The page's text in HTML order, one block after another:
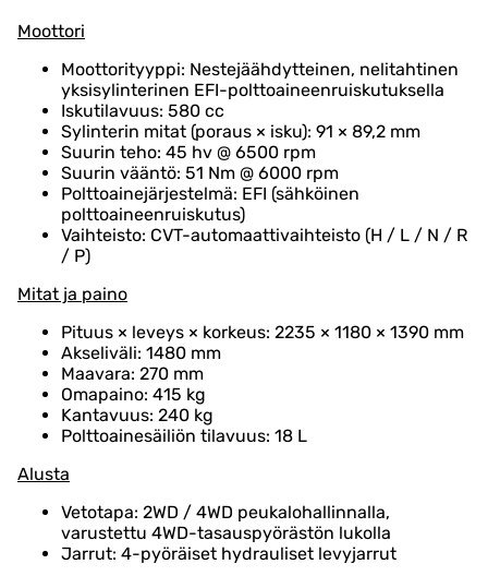
Moottori
Moottorityyppi: Nestejäähdytteinen, nelitahtinen
yksisylinterinen EFI-polttoaineenruiskutuksella
Iskutilavuus: 580 cc
Sylinterin mitat (poraus × isku): 91 × 89,2 mm
Suurin teho: 45 hv @ 6500 rpm
Suurin vääntö: 51 Nm @ 6000 rpm
Polttoainejärjestelmä: EFI (sähköinen
polttoaineenruiskutus)
Vaihteisto: CVT-automaattivaihteisto (H / L / N / R
/ P)
Mitat ja paino
Pituus × leveys × korkeus: 2235 × 1180 × 1390 mm
Akseliväli: 1480 mm
Maavara: 270 mm
Omapaino: 415 kg
Kantavuus: 240 kg
Polttoainesäiliön tilavuus: 18 L
Alusta
Vetotapa: 2WD / 4WD peukalohallinnalla,
varustettu 4WD-tasauspyörästön lukolla
Jarrut: 4-pyöräiset hydrauliset levyjarrut